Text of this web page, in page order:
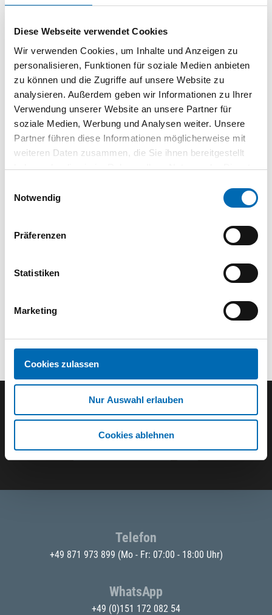
Diese Webseite verwendet Cookies
Wir verwenden Cookies, um Inhalte und Anzeigen zu
personalisieren, Funktionen für soziale Medien anbieten
zu können und die Zugriffe auf unsere Website zu
analysieren. Außerdem geben wir Informationen zu Ihrer
Verwendung unserer Website an unsere Partner für
soziale Medien, Werbung und Analysen weiter. Unsere
Partner führen diese Informationen möglicherweise mit
weiteren Daten zusammen, die Sie ihnen bereitgestellt
haben oder die sie im Rahmen Ihrer Nutzung der Dienste
Notwendig
Präferenzen
Statistiken
Marketing
Cookies zulassen
Nur Auswahl erlauben
Cookies ablehnen
Cobagrip Bodenbelag
BE.09555 | GRP010703S
VPE 1 St.
Cobagrip Bodenbelag
5mm, 1m, gelb/schwarz
BE.09554 | GRP010704S
VPE 1 St.
Der SEEFELDER Newsletter
E-Mail eingeben
Telefon
+49 871 973 899 (Mo - Fr: 07:00 - 18:00 Uhr)
WhatsApp
+49 (0)151 172 082 54